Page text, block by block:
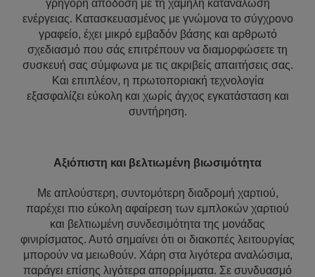
γρήγορη απόδοση με τη χαμηλή κατανάλωση
ενέργειας. Κατασκευασμένος με γνώμονα το σύγχρονο
γραφείο, έχει μικρό εμβαδόν βάσης και αρθρωτό
σχεδιασμό που σάς επιτρέπουν να διαμορφώσετε τη
συσκευή σας σύμφωνα με τις ακριβείς απαιτήσεις σας.
Και επιπλέον, η πρωτοποριακή τεχνολογία
εξασφαλίζει εύκολη και χωρίς άγχος εγκατάσταση και
συντήρηση.
Αξιόπιστη και βελτιωμένη βιωσιμότητα
Με απλούστερη, συντομότερη διαδρομή χαρτιού,
παρέχει πιο εύκολη αφαίρεση των εμπλοκών χαρτιού
και βελτιωμένη συνδεσιμότητα της μονάδας
φινιρίσματος. Αυτό σημαίνει ότι οι διακοπές λειτουργίας
μπορούν να μειωθούν. Χάρη στα λιγότερα αναλώσιμα,
παράγει επίσης λιγότερα απορρίμματα. Σε συνδυασμό